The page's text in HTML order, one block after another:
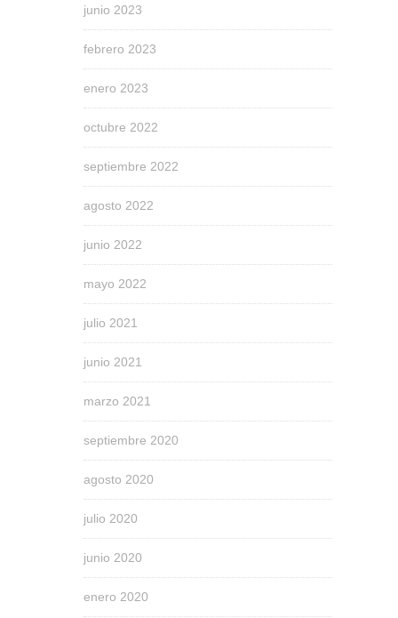
junio 2023
febrero 2023
enero 2023
octubre 2022
septiembre 2022
agosto 2022
junio 2022
mayo 2022
julio 2021
junio 2021
marzo 2021
septiembre 2020
agosto 2020
julio 2020
junio 2020
enero 2020